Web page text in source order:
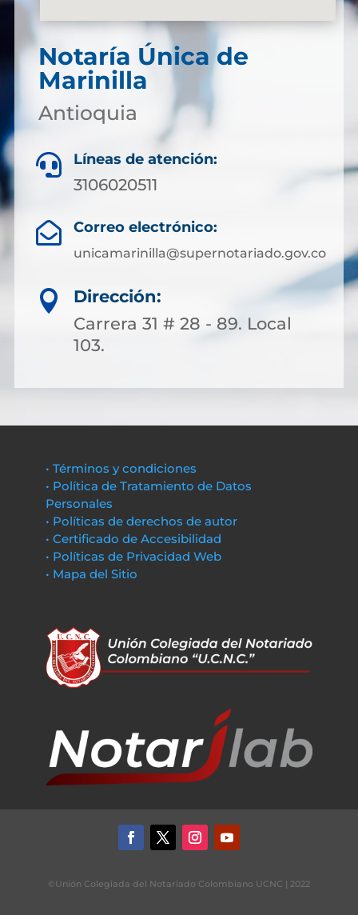
Notaría Única de
Marinilla
Antioquia
 Líneas de atención:
3106020511
 Correo electrónico:
unicamarinilla@supernotariado.gov.co

Dirección:
Carrera 31 # 28 - 89. Local
103.
• Términos y condiciones
• Política de Tratamiento de Datos
Personales
• Políticas de derechos de autor
• Certificado de Accesibilidad
• Políticas de Privacidad Web
• Mapa del Sitio
©Unión Colegiada del Notariado Colombiano UCNC | 2022